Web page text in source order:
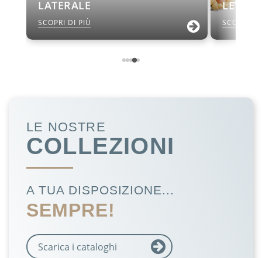
LATERALE
SCOPRI DI PIÙ
LEVEL
SCOPRI
LE NOSTRE
COLLEZIONI
A TUA DISPOSIZIONE...
SEMPRE!
Scarica i cataloghi